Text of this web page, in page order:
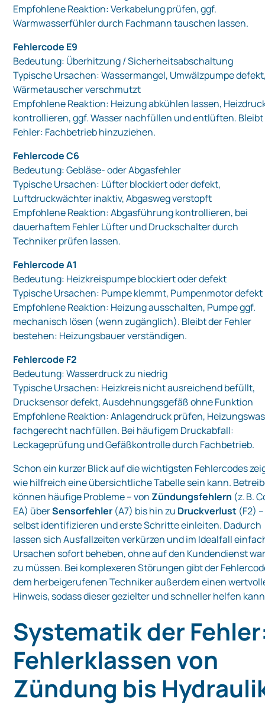
Empfohlene Reaktion: Verkabelung prüfen, ggf.
Warmwasserfühler durch Fachmann tauschen lassen.
Fehlercode E9
Bedeutung: Überhitzung / Sicherheitsabschaltung
Typische Ursachen: Wassermangel, Umwälzpumpe
Wärmetauscher verschmutzt
Empfohlene Reaktion: Heizung abkühlen lassen,
kontrollieren, ggf. Wasser nachfüllen und entlüften. Bleibt
Fehler: Fachbetrieb hinzuziehen.
Fehlercode C6
Bedeutung: Gebläse- oder Abgasfehler
Typische Ursachen: Lüfter blockiert oder defekt,
Luftdruckwächter inaktiv, Abgasweg verstopft
Empfohlene Reaktion: Abgasführung kontrollieren, bei
dauerhaftem Fehler Lüfter und Druckschalter durch
Techniker prüfen lassen.
Fehlercode A1
Bedeutung: Heizkreispumpe blockiert oder defekt
Typische Ursachen: Pumpe klemmt, Pumpenmotor defekt
Empfohlene Reaktion: Heizung ausschalten, Pumpe ggf.
mechanisch lösen (wenn zugänglich). Bleibt der Fehler
bestehen: Heizungsbauer verständigen.
Fehlercode F2
Bedeutung: Wasserdruck zu niedrig
Typische Ursachen: Heizkreis nicht ausreichend befüllt,
Drucksensor defekt, Ausdehnungsgefäß ohne Funktion
Empfohlene Reaktion: Anlagendruck prüfen,
fachgerecht nachfüllen. Bei häufigem Druckabfall:
Leckageprüfung und Gefäßkontrolle durch Fachbetrieb.
Schon ein kurzer Blick auf die wichtigsten Fehlercodes
wie hilfreich eine übersichtliche Tabelle sein kann.
können häufige Probleme – von Zündungsfehlern (z. B.
EA) überSensorfehler (A7) bis hin zu Druckverlust (F2) –
selbst identifizieren und erste Schritte einleiten. Dadurch
lassen sich Ausfallzeiten verkürzen und im Idealfall
Ursachen sofort beheben, ohne auf den Kundendienst
zu müssen. Bei komplexeren Störungen gibt der
dem herbeigerufenen Techniker außerdem einen
Hinweis, sodass dieser gezielter und schneller helfen
Systematik der
Fehlerklassen von
Zündung bis